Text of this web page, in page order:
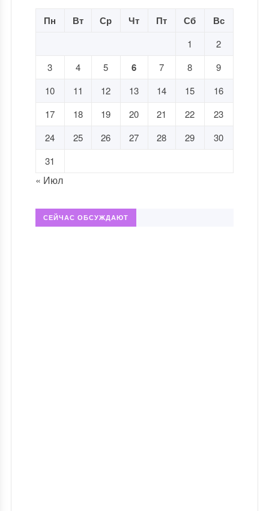
Пн Вт Ср Чт Пт Сб Вс
1
2
3
4 5 6 7 8
9
10
11 12 13 14 15
16
17
18 19 20 21 22
23
24
25 26 27 28 29
30
31
« Июл
СЕЙЧАС ОБСУЖДАЮТ